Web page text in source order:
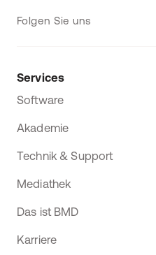
Folgen Sie uns
Services
Software
Akademie
Technik & Support
Mediathek
Das ist BMD
Karriere